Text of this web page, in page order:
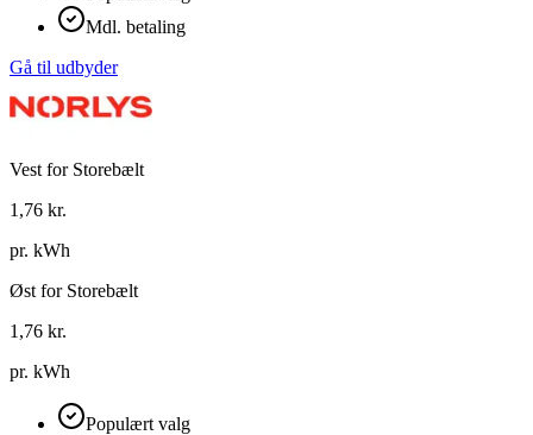
Mdl. betaling
Gå til udbyder
Vest for Storebælt
1,76 kr.
pr. kWh
Øst for Storebælt
1,76 kr.
pr. kWh
Populært valg